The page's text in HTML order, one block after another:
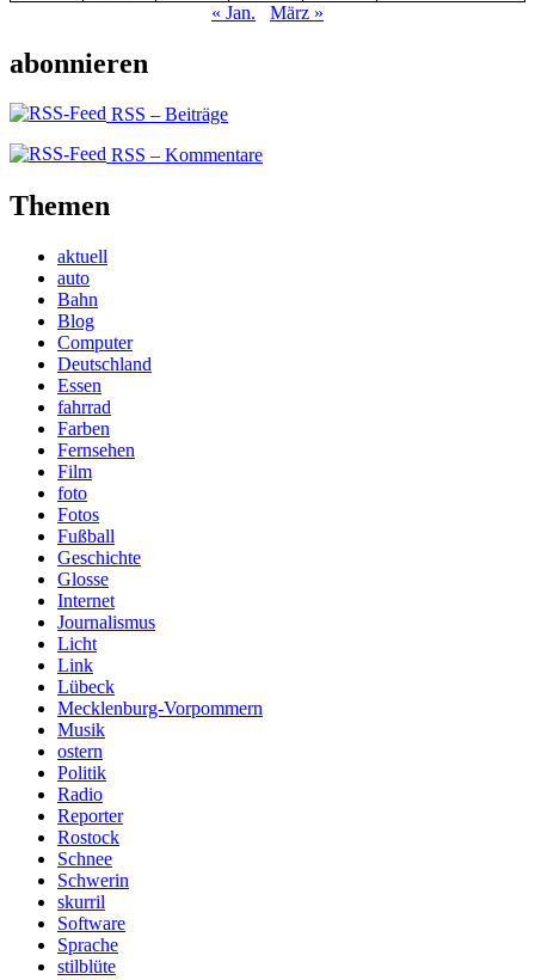
« Jan.
März »
abonnieren
RSS – Beiträge
RSS – Kommentare
Themen
aktuell
auto
Bahn
Blog
Computer
Deutschland
Essen
fahrrad
Farben
Fernsehen
Film
foto
Fotos
Fußball
Geschichte
Glosse
Internet
Journalismus
Licht
Link
Lübeck
Mecklenburg-Vorpommern
Musik
ostern
Politik
Radio
Reporter
Rostock
Schnee
Schwerin
skurril
Software
Sprache
stilblüte